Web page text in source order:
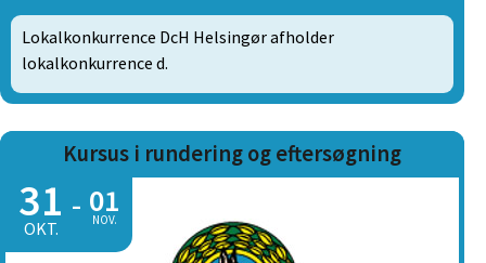
Lokalkonkurrence DcH Helsingør afholder
lokalkonkurrence d.
Kursus i rundering og eftersøgning
31
OKT.
- 01
NOV.